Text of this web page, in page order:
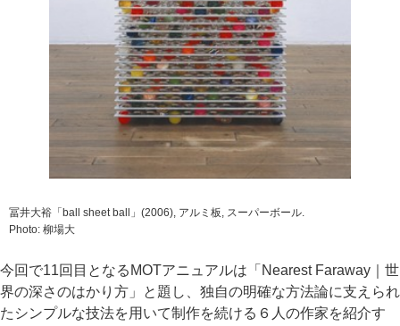
冨井大裕「ball sheet ball」(2006), アルミ板, スーパーボール.
Photo: 柳場大
今回で11回目となるMOTアニュアルは「Nearest Faraway｜世
界の深さのはかり方」と題し、独自の明確な方法論に支えられ
たシンプルな技法を用いて制作を続ける６人の作家を紹介す